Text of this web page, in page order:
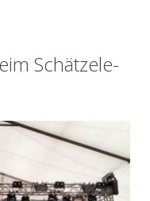
Schätzele-